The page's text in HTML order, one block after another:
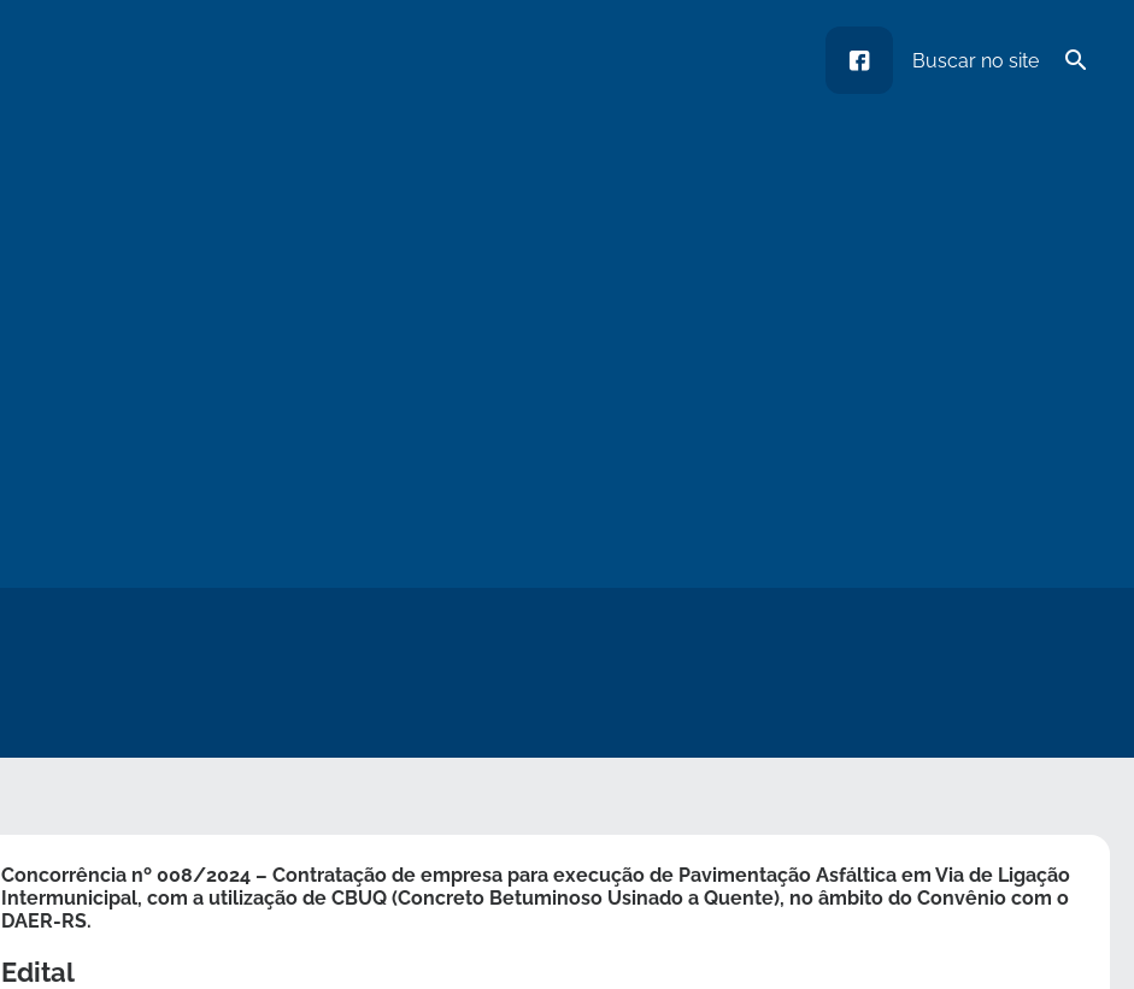
facebook
Concorrência nº 008/2024 – Contratação de empresa para execução de Pavimentação Asfáltica em Via de Ligação
Intermunicipal, com a utilização de CBUQ (Concreto Betuminoso Usinado a Quente), no âmbito do Convênio com o
DAER-RS.
Edital